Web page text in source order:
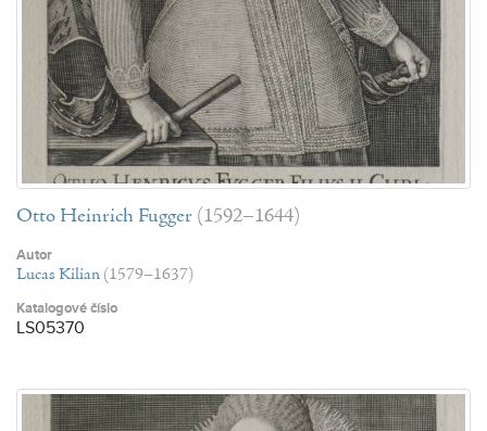
Otto Heinrich Fugger (1592–1644)
Autor
Lucas Kilian (1579–1637)
Katalogové číslo
LS05370